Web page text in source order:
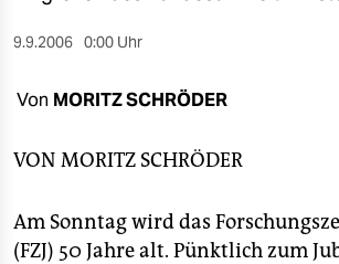
berlin
nord
wahrheit
verlag
9.9.2006 0:00 Uhr
Von MORITZ SCHRÖDER
VON MORITZ SCHRÖDER
Am Sonntag wird das
(FZJ) 50 Jahre alt. Pünktlich zum